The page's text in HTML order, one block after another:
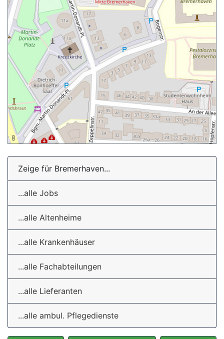
Zeige für Bremerhaven...
...alle Jobs
...alle Altenheime
...alle Krankenhäuser
...alle Fachabteilungen
...alle Lieferanten
...alle ambul. Pflegedienste